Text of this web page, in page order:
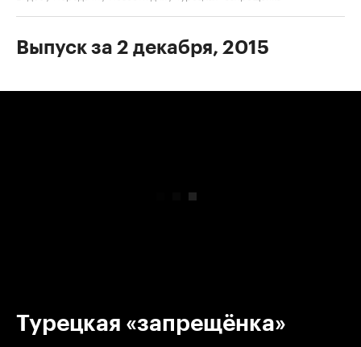
Выпуск за 2 декабря, 2015
Турецкая «запрещёнка»